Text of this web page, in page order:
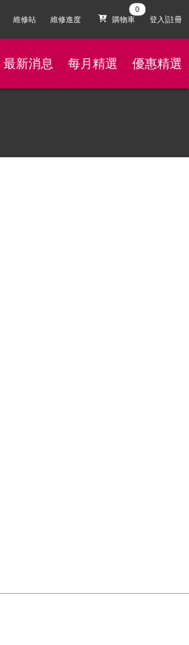
維修站 維修進度 購物車 登入|註冊
最新消息 每月精選 優惠精選